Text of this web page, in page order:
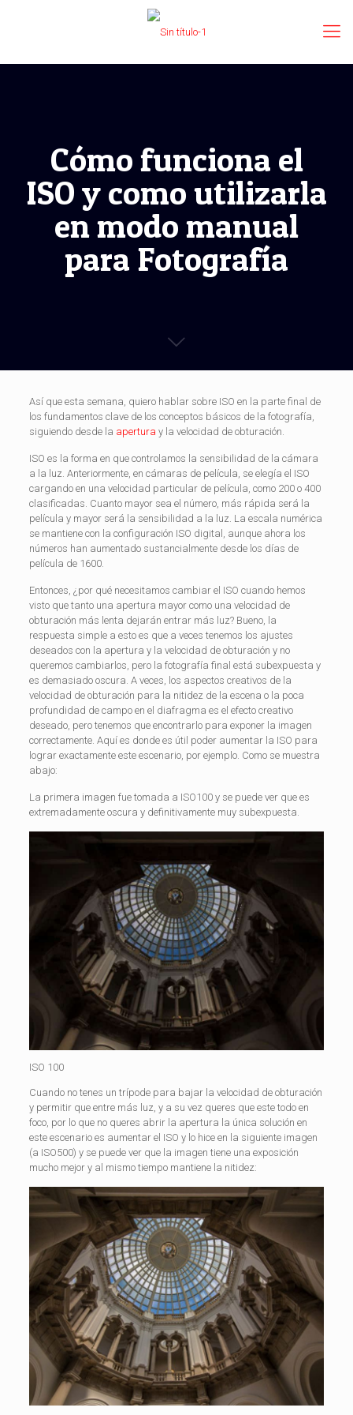
Cómo funciona el
ISO y como utilizarla
en modo manual
para Fotografía
Así que esta semana, quiero hablar sobre ISO en la parte final de
los fundamentos clave de los conceptos básicos de la fotografía,
siguiendo desde la apertura y la velocidad de obturación.
ISO es la forma en que controlamos la sensibilidad de la cámara
a la luz. Anteriormente, en cámaras de película, se elegía el ISO
cargando en una velocidad particular de película, como 200 o 400
clasificadas. Cuanto mayor sea el número, más rápida será la
película y mayor será la sensibilidad a la luz. La escala numérica
se mantiene con la configuración ISO digital, aunque ahora los
números han aumentado sustancialmente desde los días de
película de 1600.
Entonces, ¿por qué necesitamos cambiar el ISO cuando hemos
visto que tanto una apertura mayor como una velocidad de
obturación más lenta dejarán entrar más luz? Bueno, la
respuesta simple a esto es que a veces tenemos los ajustes
deseados con la apertura y la velocidad de obturación y no
queremos cambiarlos, pero la fotografía final está subexpuesta y
es demasiado oscura. A veces, los aspectos creativos de la
velocidad de obturación para la nitidez de la escena o la poca
profundidad de campo en el diafragma es el efecto creativo
deseado, pero tenemos que encontrarlo para exponer la imagen
correctamente. Aquí es donde es útil poder aumentar la ISO para
lograr exactamente este escenario, por ejemplo. Como se muestra
abajo:
La primera imagen fue tomada a ISO100 y se puede ver que es
extremadamente oscura y definitivamente muy subexpuesta.
ISO 100
Cuando no tenes un trípode para bajar la velocidad de obturación
y permitir que entre más luz, y a su vez queres que este todo en
foco, por lo que no queres abrir la apertura la única solución en
este escenario es aumentar el ISO y lo hice en la siguiente imagen
(a ISO500) y se puede ver que la imagen tiene una exposición
mucho mejor y al mismo tiempo mantiene la nitidez: